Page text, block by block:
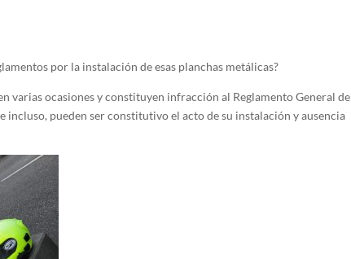
por la instalación de esas planchas metálicas?
varias ocasiones y constituyen infracción al Reglamento General de
incluso, pueden ser constitutivo el acto de su instalación y ausencia